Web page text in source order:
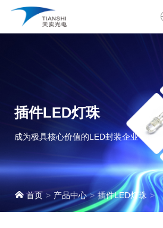
插件LED灯珠
成为极具核心价值的LED封装企业
首页 产品中心 插件LED灯珠